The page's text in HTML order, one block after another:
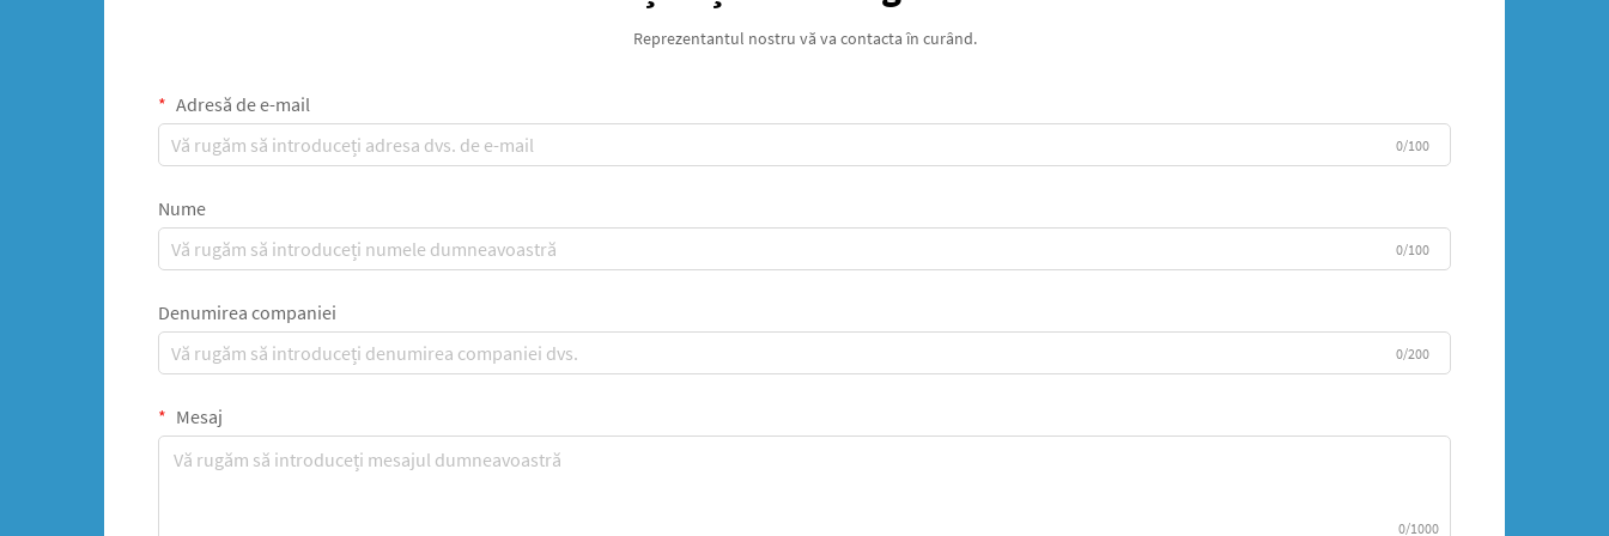
Reprezentantul nostru vă va contacta în curând.
Adresă de e-mail
0/100
Nume
0/100
Denumirea companiei
0/200
Mesaj
0/1000